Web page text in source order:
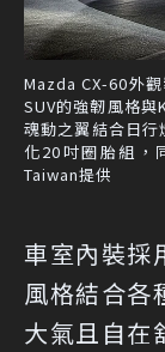
Mazda CX-60外
SUV的強韌風格
魂動之翼結合日
化20吋圈胎組，
Taiwan提供
車室內裝採
風格結合各
大氣且自在